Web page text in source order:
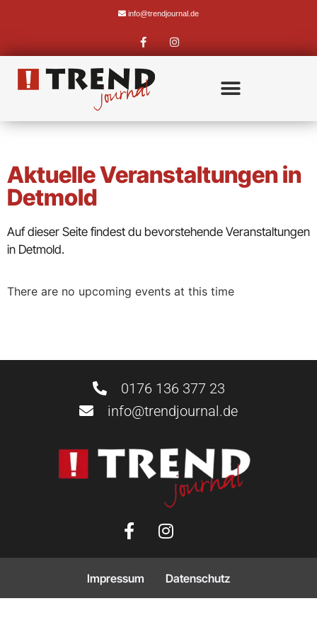
info@trendjournal.de
Aktuelle Veranstaltungen in
Detmold
Auf dieser Seite findest du bevorstehende Veranstaltungen
in Detmold.
There are no upcoming events at this time
0176 136 377 23
info@trendjournal.de
Impressum Datenschutz